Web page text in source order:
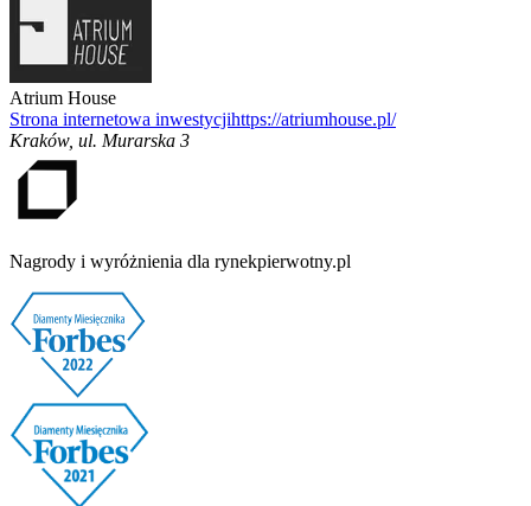
Atrium House
Strona internetowa inwestycjihttps://atriumhouse.pl/
Kraków, ul. Murarska 3
Nagrody i wyróżnienia dla rynekpierwotny.pl